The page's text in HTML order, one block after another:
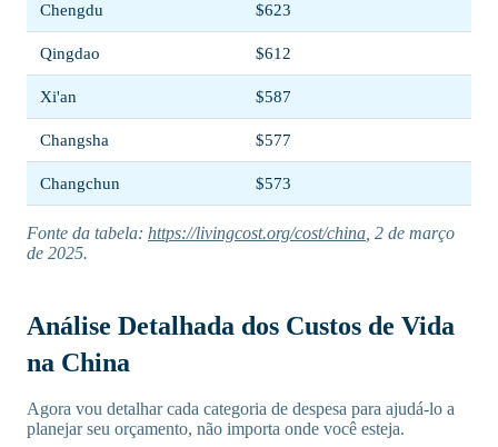
Chengdu $623
Qingdao $612
Xi'an $587
Changsha $577
Changchun $573
Fonte da tabela: https://livingcost.org/cost/china , 2 de março
de 2025.
Análise Detalhada dos Custos de Vida
na China
Agora vou detalhar cada categoria de despesa para ajudá-lo a
planejar seu orçamento, não importa onde você esteja.